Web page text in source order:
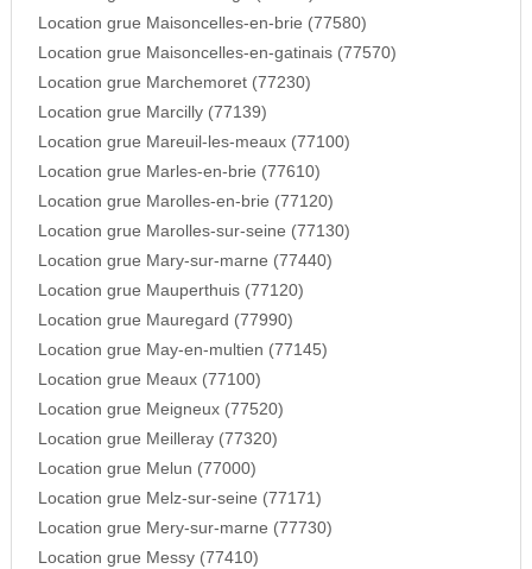
Location grue Maisoncelles-en-brie (77580)
Location grue Maisoncelles-en-gatinais (77570)
Location grue Marchemoret (77230)
Location grue Marcilly (77139)
Location grue Mareuil-les-meaux (77100)
Location grue Marles-en-brie (77610)
Location grue Marolles-en-brie (77120)
Location grue Marolles-sur-seine (77130)
Location grue Mary-sur-marne (77440)
Location grue Mauperthuis (77120)
Location grue Mauregard (77990)
Location grue May-en-multien (77145)
Location grue Meaux (77100)
Location grue Meigneux (77520)
Location grue Meilleray (77320)
Location grue Melun (77000)
Location grue Melz-sur-seine (77171)
Location grue Mery-sur-marne (77730)
Location grue Messy (77410)